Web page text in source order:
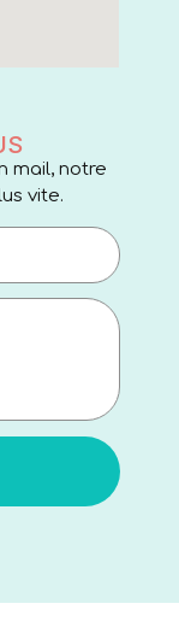
mail, notre
vite.